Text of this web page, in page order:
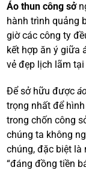
Áo thun công sở
hành trình quảng
giờ các công ty
kết hợp ăn ý giữa
vẻ đẹp lịch lãm
Để sở hữu được
trọng nhất để
trong chốn công
chúng ta không
chúng, đặc biệt là
“đáng đồng tiền